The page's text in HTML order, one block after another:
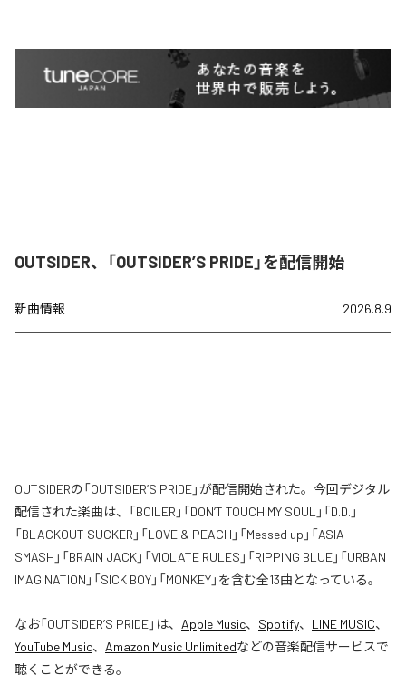
OUTSIDER、「OUTSIDER’S PRIDE」を配信開始
新曲情報 2026.8.9
OUTSIDERの「OUTSIDER’S PRIDE」が配信開始された。今回デジタル
配信された楽曲は、「BOILER」「DON’T TOUCH MY SOUL」「D.D.」
「BLACKOUT SUCKER」「LOVE & PEACH」「Messed up」「ASIA
SMASH」「BRAIN JACK」「VIOLATE RULES」「RIPPING BLUE」「URBAN
IMAGINATION」「SICK BOY」「MONKEY」を含む全13曲となっている。
なお「OUTSIDER’S PRIDE」は、 Apple Music、 Spotify、 LINE MUSIC、
YouTube Music、 Amazon Music Unlimitedなどの音楽配信サービスで
聴くことができる。